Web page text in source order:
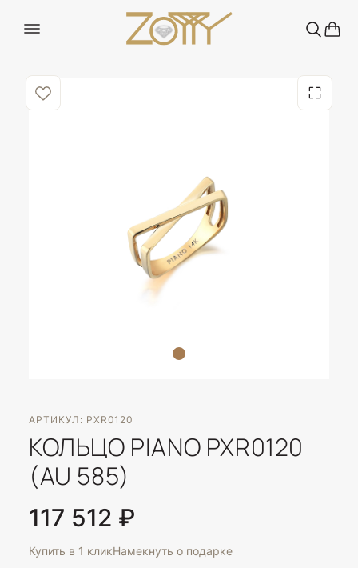
АРТИКУЛ: PXR0120
КОЛЬЦО PIANO PXR0120
(AU 585)
117 512 ₽
Купить в 1 кликНамекнуть о подарке